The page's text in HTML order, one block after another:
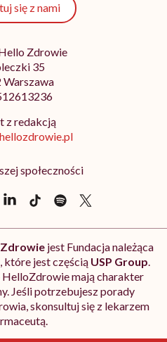
się z nami
Zdrowie
35
z redakcją
społeczności
jest Fundacja należąca
, które jest częścią USP Group
mają charakter
Jeśli potrzebujesz porady
skonsultuj się z lekarzem